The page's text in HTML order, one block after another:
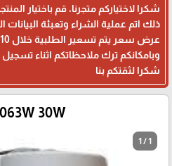
شكرا لاختياركم متجرنا، قم باختيار
ذلك اتم عملية الشراء وتعبئة
وبامكانكم ترك ملاحظاتكم اثناء
شكرا لثقتكم بنا
30W
1 / 1